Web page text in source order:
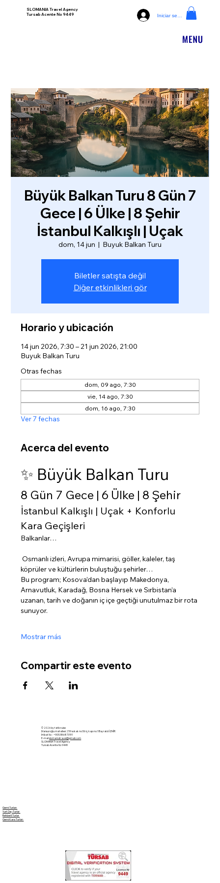
SLOMANIA Travel Agency
Tursab Acente No 9449
Iniciar sesión
Büyük Balkan Turu 8 Gün 7
Gece | 6 Ülke | 8 Şehir
İstanbul Kalkışlı | Uçak
dom, 14 jun
  |
Buyuk Balkan Turu
Biletler satışta değil
Diğer etkinlikleri gör
Horario y ubicación
14 jun 2026, 7:30 – 21 jun 2026, 21:00
Buyuk Balkan Turu
Otras fechas
dom, 09 ago, 7:30
vie, 14 ago, 7:30
dom, 16 ago, 7:30
Ver 7 fechas
Acerca del evento
✨ Büyük Balkan Turu
8 Gün 7 Gece | 6 Ülke | 8 Şehir
İstanbul Kalkışlı | Uçak + Konforlu
Kara Geçişleri
Balkanlar…
Osmanlı izleri, Avrupa mimarisi, göller, kaleler, taş
köprüler ve kültürlerin buluştuğu şehirler…
Bu program; Kosova’dan başlayıp Makedonya,
Arnavutluk, Karadağ, Bosna Hersek ve Sırbistan’a
uzanan, tarih ve doğanın iç içe geçtiği unutulmaz bir rota
sunuyor.
Mostrar más
Compartir este evento
Gemi Turları
Yurt Dışı Turlar
Rehberli Turlar
Gemi Kara Turları
© 2026 by tatilcruise
Mansuroğlu mahallesi 259 sokak no:56 iç kapı no:1 Bayraklı/İZMİR
İrtibat No - +905386873191
E-mailslomaniatravel@gmail.com
SLOMANIA Travel Agency
Tursab Acente No 9449